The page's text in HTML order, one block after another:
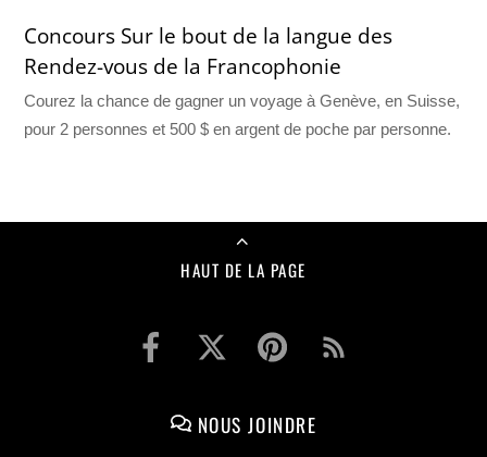
Concours Sur le bout de la langue des
Rendez-vous de la Francophonie
Courez la chance de gagner un voyage à Genève, en Suisse,
pour 2 personnes et 500 $ en argent de poche par personne.
HAUT DE LA PAGE
NOUS JOINDRE